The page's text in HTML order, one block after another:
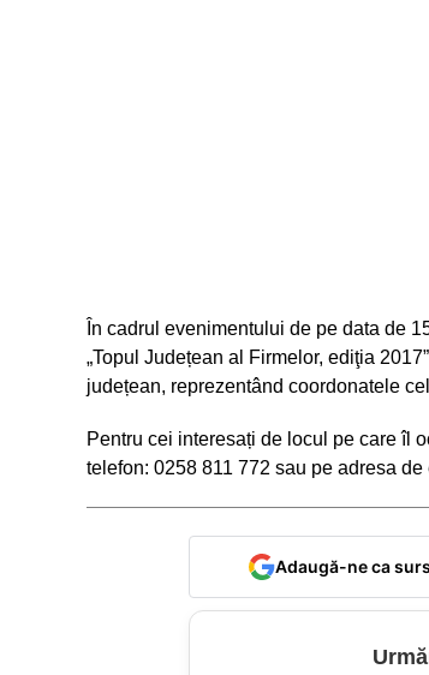
În cadrul evenimentului de pe data de
„Topul Județean al Firmelor, ediţia
județean, reprezentând coordonatele
Pentru cei interesați de locul pe care îl
telefon: 0258 811 772 sau pe adresa de
Adaugă-ne ca